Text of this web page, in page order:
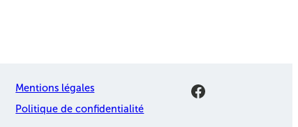
Mentions légales
Politique de confidentialité
Facebook